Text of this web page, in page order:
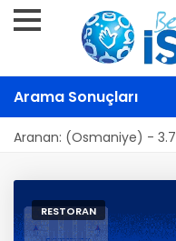
Arama Sonuçları
Aranan: (Osmaniye) -
RESTORAN